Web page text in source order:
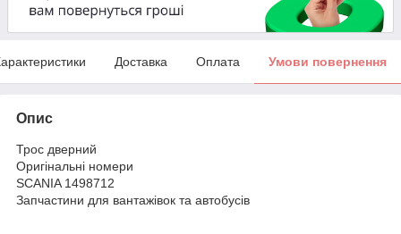
Доставка Оплата Умови повернення
Опис
Трос дверний
Оригінальні номери
SCANIA 1498712
Запчастини для вантажівок та автобусів